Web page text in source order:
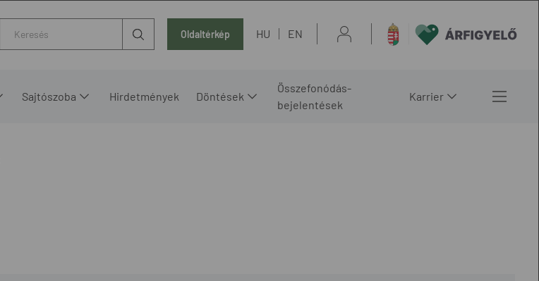
Oldaltérkép HU EN
Sajtószoba Hirdetmények Döntések
Összefonódás-
bejelentések
Karrier